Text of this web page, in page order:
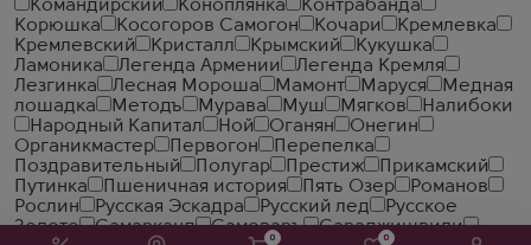
0 0
Командирский
Коноплянка
Контрабанда
Корюшка
Косогоров Самогон Кочари
Кремлевка
Кремлевский
Кристалл Крымский
Кукушка
Ламоника
Легенда Армении
Легенда Кремля
Лезгинка
Лесная Мороша Мамонт Маруся
Медная
лошадка
Методъ Мурава Муш Мягков
Налибоки
Народный Капитал
Ной Оганян
Онегин
Органикмастер
Первогон
Перепелка
Поздравительный
Полугар Престиж
Прикамский
Путинка
Пшеничная история Пять Озер
Романов
Рослин
Русская Эскадра Русский лед
Русское
Золото
Самарканд Самоваръ
Сараджишвили